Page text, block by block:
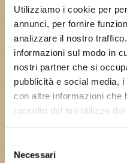
Utilizziamo i cookie per
annunci, per fornire
analizzare il nostro
informazioni sul modo in
nostri partner che si
pubblicità e social media,
con altre informazioni che
raccolto dal tuo utilizzo dei
delNecessari